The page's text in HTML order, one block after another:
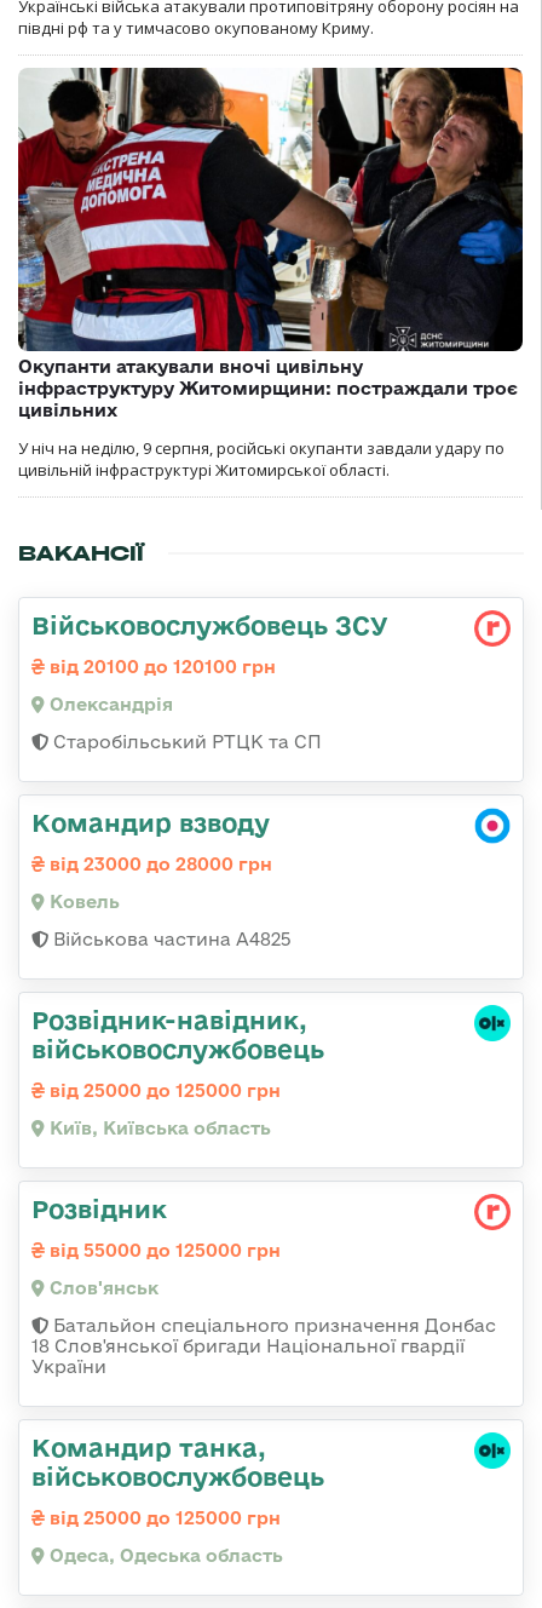
Українські війська атакували протиповітряну оборону росіян на
півдні рф та у тимчасово окупованому Криму.
Окупанти атакували вночі цивільну
інфраструктуру Житомирщини: постраждали троє
цивільних
У ніч на неділю, 9 серпня, російські окупанти завдали удару по
цивільній інфраструктурі Житомирської області.
ВАКАНСІЇ
Військовослужбовець ЗСУ
від 20100 до 120100 грн
Олександрія
Старобільський РТЦК та СП
Командир взводу
від 23000 до 28000 грн
Ковель
Військова частина А4825
Розвідник-навідник,
військовослужбовець
від 25000 до 125000 грн
Київ, Київська область
Розвідник
від 55000 до 125000 грн
Слов'янськ
Батальйон спеціального призначення Донбас
18 Слов'янської бригади Національної гвардії
України
Командир танка,
військовослужбовець
від 25000 до 125000 грн
Одеса, Одеська область